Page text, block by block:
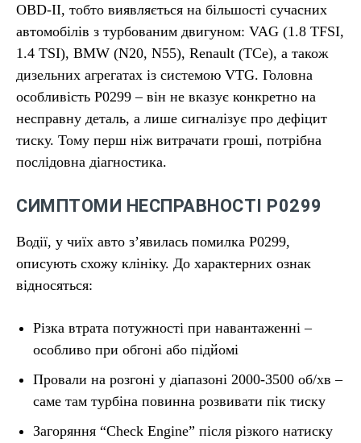
OBD-II, тобто виявляється на більшості сучасних
автомобілів з турбованим двигуном: VAG (1.8 TFSI,
1.4 TSI), BMW (N20, N55), Renault (TCe), а також
дизельних агрегатах із системою VTG. Головна
особливість P0299 – він не вказує конкретно на
несправну деталь, а лише сигналізує про дефіцит
тиску. Тому перш ніж витрачати гроші, потрібна
послідовна діагностика.
СИМПТОМИ НЕСПРАВНОСТІ P0299
Водії, у чиїх авто з’явилась помилка P0299,
описують схожу клініку. До характерних ознак
відносяться:
Різка втрата потужності при навантаженні –
особливо при обгоні або підйомі
Провали на розгоні у діапазоні 2000-3500 об/хв –
саме там турбіна повинна розвивати пік тиску
Загоряння “Check Engine” після різкого натиску